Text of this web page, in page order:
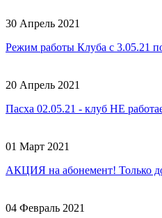
30 Апрель 2021
Режим работы Клуба с 3.05.21
20 Апрель 2021
Пасха 02.05.21 - клуб НЕ
01 Март 2021
АКЦИЯ на абонемент! Только
04 Февраль 2021